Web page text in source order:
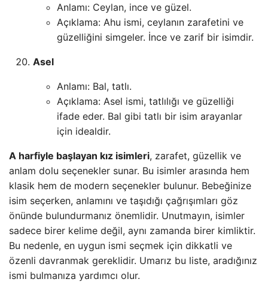
Anlamı: Ceylan, ince ve güzel.
Açıklama: Ahu ismi, ceylanın zarafetini ve
güzelliğini simgeler. İnce ve zarif bir isimdir.
Asel
Anlamı: Bal, tatlı.
Açıklama: Asel ismi, tatlılığı ve güzelliği
ifade eder. Bal gibi tatlı bir isim arayanlar
için idealdir.
A harfiyle başlayan kız isimleri, zarafet, güzellik ve
anlam dolu seçenekler sunar. Bu isimler arasında hem
klasik hem de modern seçenekler bulunur. Bebeğinize
isim seçerken, anlamını ve taşıdığı çağrışımları göz
önünde bulundurmanız önemlidir. Unutmayın, isimler
sadece birer kelime değil, aynı zamanda birer kimliktir.
Bu nedenle, en uygun ismi seçmek için dikkatli ve
özenli davranmak gereklidir. Umarız bu liste, aradığınız
ismi bulmanıza yardımcı olur.